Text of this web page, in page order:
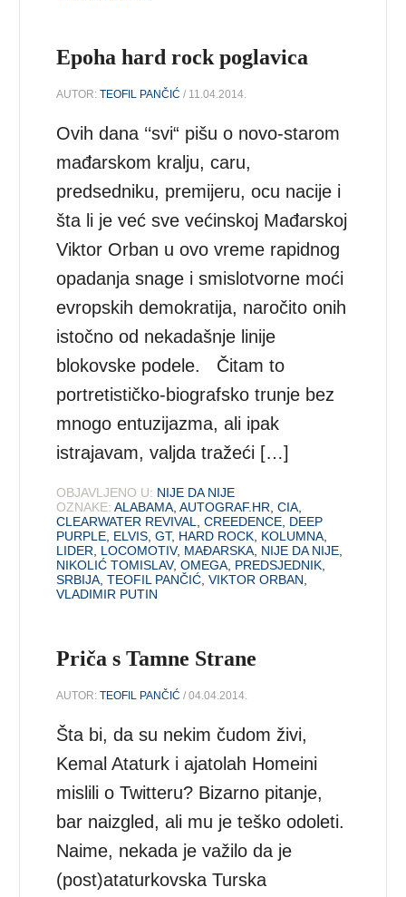
Epoha hard rock poglavica
AUTOR:TEOFIL PANČIĆ / 11.04.2014.
Ovih dana ‘‘svi“ pišu o novo-starom
mađarskom kralju, caru,
predsedniku, premijeru, ocu nacije i
šta li je već sve većinskoj Mađarskoj
Viktor Orban u ovo vreme rapidnog
opadanja snage i smislotvorne moći
evropskih demokratija, naročito onih
istočno od nekadašnje linije
blokovske podele. Čitam to
portretističko-biografsko trunje bez
mnogo entuzijazma, ali ipak
istrajavam, valjda tražeći […]
OBJAVLJENO U: NIJE DA NIJE
OZNAKE: ALABAMA ,AUTOGRAF.HR ,CIA
CLEARWATER REVIVAL
,CREEDENCE DEEP
PURPLE ELVIS ,GT, HARD ROCK KOLUMNA
LIDER
LOCOMOTIV, MAĐARSKA NIJE DA NIJE
NIKOLIĆ TOMISLAV,OMEGA PREDSJEDNIK
SRBIJA ,TEOFIL PANČIĆ ,VIKTOR ORBAN
VLADIMIR PUTIN
Priča s Tamne Strane
AUTOR:TEOFIL PANČIĆ / 04.04.2014.
Šta bi, da su nekim čudom živi,
Kemal Ataturk i ajatolah Homeini
mislili o Twitteru? Bizarno pitanje,
bar naizgled, ali mu je teško odoleti.
Naime, nekada je važilo da je
(post)ataturkovska Turska